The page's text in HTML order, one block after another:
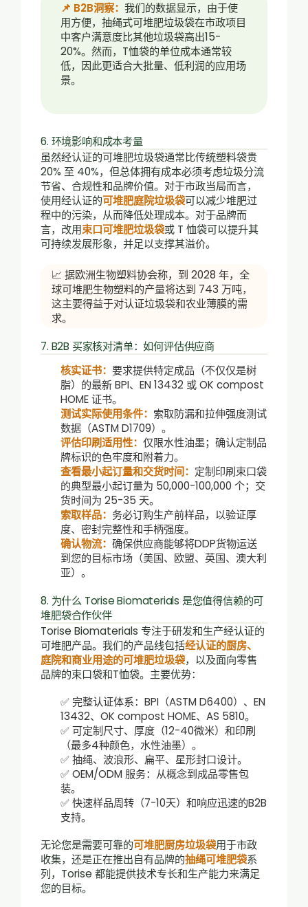
📌 B2B洞察：我们的数据显示，由于使
用方便，抽绳式可堆肥垃圾袋在市政项目
中客户满意度比其他垃圾袋高出15-
20%。然而，T恤袋的单位成本通常较
低，因此更适合大批量、低利润的应用场
景。
6. 环境影响和成本考量
虽然经认证的可堆肥垃圾袋通常比传统塑料袋贵
20% 至 40%，但总体拥有成本必须考虑垃圾分流
节省、合规性和品牌价值。对于市政当局而言，
使用经认证的可堆肥庭院垃圾袋可以减少堆肥过
程中的污染，从而降低处理成本。对于品牌而
言，改用束口可堆肥垃圾袋或 T 恤袋可以提升其
可持续发展形象，并足以支撑其溢价。
📈 据欧洲生物塑料协会称，到 2028 年，全
球可堆肥生物塑料的产量将达到 743 万吨，
这主要得益于对认证垃圾袋和农业薄膜的需
求。
7. B2B 买家核对清单：如何评估供应商
核实证书：要求提供特定成品（不仅仅是树
脂）的最新 BPI、EN 13432 或 OK compost
HOME 证书。
测试实际使用条件： 索取防漏和拉伸强度测试
数据（ASTM D1709）。
评估印刷适用性：仅限水性油墨；确认定制品
牌标识的色牢度和附着力。
查看最小起订量和交货时间： 定制印刷束口袋
的典型最小起订量为 50,000-100,000 个；交
货时间为 25-35 天。
索取样品： 务必订购生产前样品，以验证厚
度、密封完整性和手柄强度。
确认物流：确保供应商能够将DDP货物运送
到您的目标市场（美国、欧盟、英国、澳大利
亚）。
8. 为什么 Torise Biomaterials 是您值得信赖的可
堆肥袋合作伙伴
Torise Biomaterials 专注于研发和生产经认证的
可堆肥产品。我们的产品线包括经认证的厨房、
庭院和商业用途的可堆肥垃圾袋，以及面向零售
品牌的束口袋和T恤袋。主要优势：
✅ 完整认证体系：BPI（ASTM D6400）、EN
13432、OK compost HOME、AS 5810。
✅ 可定制尺寸、厚度（12-40微米）和印刷
（最多4种颜色，水性油墨）。
✅ 抽绳、波浪形、扁平、星形封口设计。
✅ OEM/ODM 服务：从概念到成品零售包
装。
✅ 快速样品周转（7-10天）和响应迅速的B2B
支持。
无论您是需要可靠的可堆肥厨房垃圾袋用于市政
收集，还是正在推出自有品牌的抽绳可堆肥袋系
列，Torise 都能提供技术专长和生产能力来满足
您的目标。